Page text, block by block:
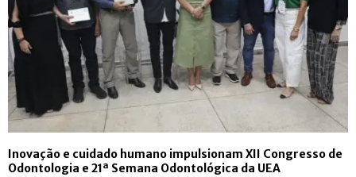
Inovação e cuidado humano impulsionam XII Congresso de
Odontologia e 21ª Semana Odontológica da UEA